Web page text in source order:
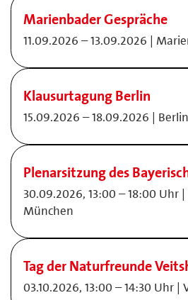
Marienbader Gespräche
11.09.2026 – 13.09.2026 |
Klausurtagung Berlin
15.09.2026 – 18.09.2026 | Berlin
Plenarsitzung des
30.09.2026, 13:00 – 18:00 Uhr
München
Tag der Naturfreunde
03.10.2026, 13:00 – 14:30 Uhr |